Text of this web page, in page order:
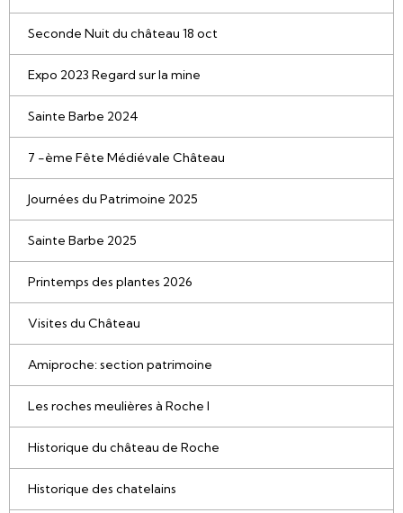
Seconde Nuit du château 18 oct
Expo 2023 Regard sur la mine
Sainte Barbe 2024
7 -ème Fête Médiévale Château
Journées du Patrimoine 2025
Sainte Barbe 2025
Printemps des plantes 2026
Visites du Château
Amiproche: section patrimoine
Les roches meulières à Roche l
Historique du château de Roche
Historique des chatelains